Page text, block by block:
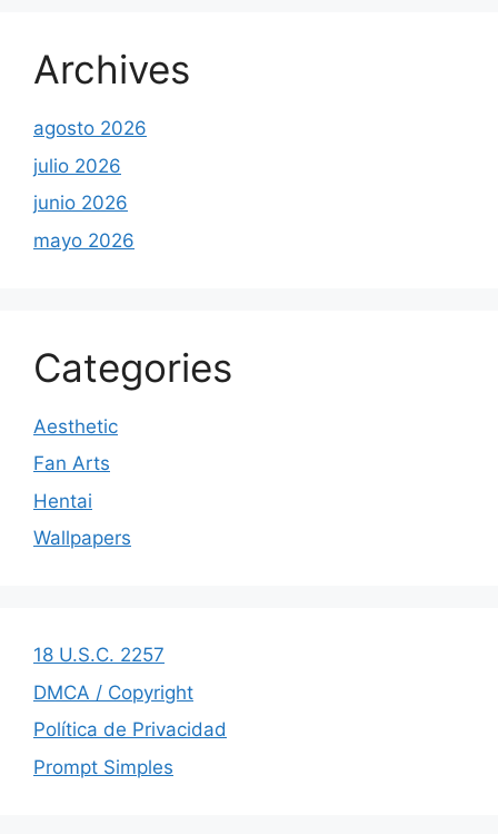
Archives
agosto 2026
julio 2026
junio 2026
mayo 2026
Categories
Aesthetic
Fan Arts
Hentai
Wallpapers
18 U.S.C. 2257
DMCA / Copyright
Política de Privacidad
Prompt Simples